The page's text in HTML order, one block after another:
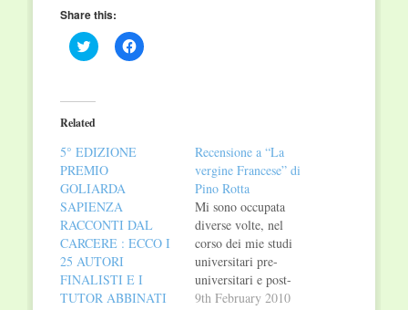
Share this:
Click
to
(Opens
in
new
Click
to
Related
5° EDIZIONE
PREMIO
GOLIARDA
SAPIENZA
RACCONTI DAL
CARCERE : ECCO I
25 AUTORI
FINALISTI E I
TUTOR ABBINATI
Recensione a “La
vergine Francese” di
Pino Rotta
Mi sono occupata
diverse volte, nel
corso dei mie studi
universitari pre-
universitari e post-
universitari della
9th February 2010